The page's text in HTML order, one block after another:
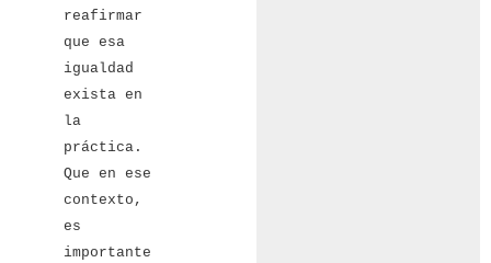
reafirmar
que esa
igualdad
exista en
la
práctica.
Que en ese
contexto,
es
importante